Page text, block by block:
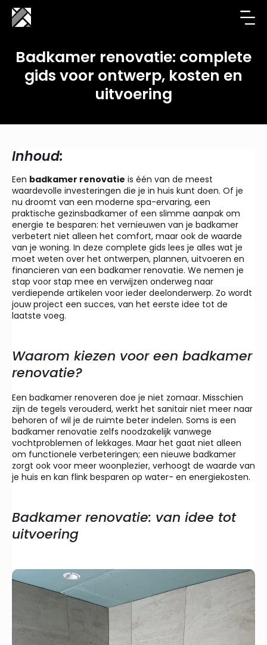
Badkamer renovatie: complete
gids voor ontwerp, kosten en
uitvoering
Inhoud:
Een badkamer renovatie is één van de meest
waardevolle investeringen die je in huis kunt doen. Of je
nu droomt van een moderne spa-ervaring, een
praktische gezinsbadkamer of een slimme aanpak om
energie te besparen: het vernieuwen van je badkamer
verbetert niet alleen het comfort, maar ook de waarde
van je woning. In deze complete gids lees je alles wat je
moet weten over het ontwerpen, plannen, uitvoeren en
financieren van een badkamer renovatie. We nemen je
stap voor stap mee en verwijzen onderweg naar
verdiepende artikelen voor ieder deelonderwerp. Zo wordt
jouw project een succes, van het eerste idee tot de
laatste voeg.
Waarom kiezen voor een badkamer
renovatie?
Een badkamer renoveren doe je niet zomaar. Misschien
zijn de tegels verouderd, werkt het sanitair niet meer naar
behoren of wil je de ruimte beter indelen. Soms is een
badkamer renovatie zelfs noodzakelijk vanwege
vochtproblemen of lekkages. Maar het gaat niet alleen
om functionele verbeteringen; een nieuwe badkamer
zorgt ook voor meer woonplezier, verhoogt de waarde van
je huis en kan flink besparen op water- en energiekosten.
Badkamer renovatie: van idee tot
uitvoering